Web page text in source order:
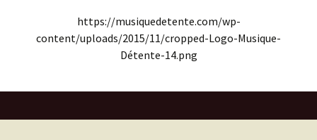
https://musiquedetente.com/wp-
content/uploads/2015/11/cropped-Logo-Musique-
Détente-14.png